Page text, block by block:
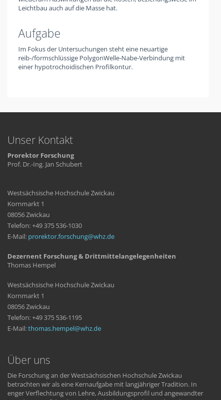
Leichtbau auch auf die Masse hat.
Aufgabe
Im Fokus der Untersuchungen steht eine neuartige
reib-/formschlüssige PolygonWelle-Nabe-Verbindung mit
einer hypotrochoidischen Profilkontur.
Unser Kontakt
Prorektor Forschung
Prof. Dr.-Ing. Jan Schubert
Westsächsische Hochschule Zwickau
Kornmarkt 1
08056 Zwickau
Telefon: +49 375 536-1030
E-Mail: prorektor.forschung whzde
Dezernent Forschung & Drittmittelangelegenheiten
Thomas Hempel
Westsächsische Hochschule Zwickau
Kornmarkt 1
08056 Zwickau
Telefon: +49 375 536-1195
E-Mail:thomas.hempel whzde
Über uns
Die Forschung an der Westsächsischen Hochschule Zwickau
betrachten wir als eine Kernaufgabe mit langjähriger Tradition. In
enger Verflechtung von Lehre, Ausbildungsprofil und angewandter